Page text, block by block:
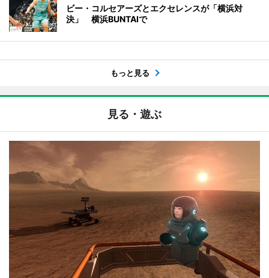
ビー・コルセアーズとエクセレンスが「横浜対
決」 横浜BUNTAIで
もっと見る
見る・遊ぶ